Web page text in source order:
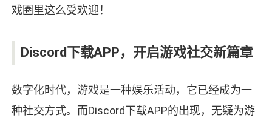
戏圈里这么受欢迎！
Discord下载APP，开启游戏社交新篇章
数字化时代，游戏是一种娱乐活动，它已经成为一
种社交方式。而Discord下载APP的出现，无疑为游